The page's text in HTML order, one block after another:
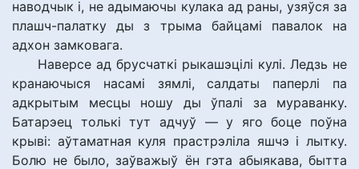
наводчык і, не адымаючы кулака ад раны, узяўся за
плашч-палатку ды з трыма байцамі павалок на
адхон замковага.
Наверсе ад брусчаткі рыкашэцілі кулі. Ледзь не
кранаючыся насамі зямлі, салдаты паперлі па
адкрытым месцы ношу ды ўпалі за мураванку.
Батарэец толькі тут адчуў — у яго боце поўна
крыві: аўтаматная куля прастрэліла яшчэ і лытку.
Болю не было, заўважыў ён гэта абыякава, бытта